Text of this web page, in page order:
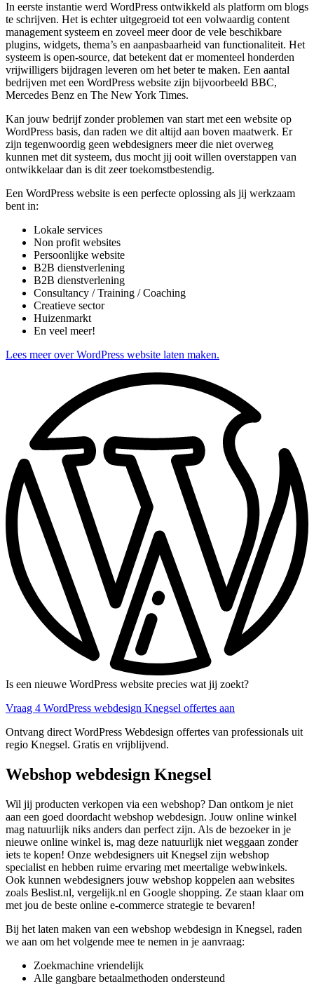
In eerste instantie werd WordPress ontwikkeld als platform om blogs
te schrijven. Het is echter uitgegroeid tot een volwaardig content
management systeem en zoveel meer door de vele beschikbare
plugins, widgets, thema’s en aanpasbaarheid van functionaliteit. Het
systeem is open-source, dat betekent dat er momenteel honderden
vrijwilligers bijdragen leveren om het beter te maken. Een aantal
bedrijven met een WordPress website zijn bijvoorbeeld BBC,
Mercedes Benz en The New York Times.
Kan jouw bedrijf zonder problemen van start met een website op
WordPress basis, dan raden we dit altijd aan boven maatwerk. Er
zijn tegenwoordig geen webdesigners meer die niet overweg
kunnen met dit systeem, dus mocht jij ooit willen overstappen van
ontwikkelaar dan is dit zeer toekomstbestendig.
Een WordPress website is een perfecte oplossing als jij werkzaam
bent in:
Lokale services
Non profit websites
Persoonlijke website
B2B dienstverlening
B2B dienstverlening
Consultancy / Training / Coaching
Creatieve sector
Huizenmarkt
En veel meer!
Lees meer over WordPress website laten maken.
Is een nieuwe WordPress website precies wat jij zoekt?
Vraag 4 WordPress webdesign Knegsel offertes aan
Ontvang direct WordPress Webdesign offertes van professionals uit
regio Knegsel. Gratis en vrijblijvend.
Webshop webdesign Knegsel
Wil jij producten verkopen via een webshop? Dan ontkom je niet
aan een goed doordacht webshop webdesign. Jouw online winkel
mag natuurlijk niks anders dan perfect zijn. Als de bezoeker in je
nieuwe online winkel is, mag deze natuurlijk niet weggaan zonder
iets te kopen! Onze webdesigners uit Knegsel zijn webshop
specialist en hebben ruime ervaring met meertalige webwinkels.
Ook kunnen webdesigners jouw webshop koppelen aan websites
zoals Beslist.nl, vergelijk.nl en Google shopping. Ze staan klaar om
met jou de beste online e-commerce strategie te bevaren!
Bij het laten maken van een webshop webdesign in Knegsel, raden
we aan om het volgende mee te nemen in je aanvraag:
Zoekmachine vriendelijk
Alle gangbare betaalmethoden ondersteund